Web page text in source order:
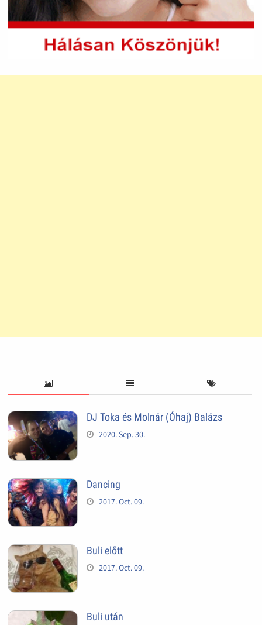
DJ Toka és Molnár (Óhaj) Balázs
2020. Sep. 30.
Dancing
2017. Oct. 09.
Buli előtt
2017. Oct. 09.
Buli után